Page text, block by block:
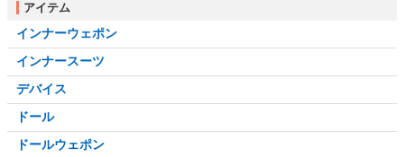
アイテム
インナーウェポン
インナースーツ
デバイス
ドール
ドールウェポン